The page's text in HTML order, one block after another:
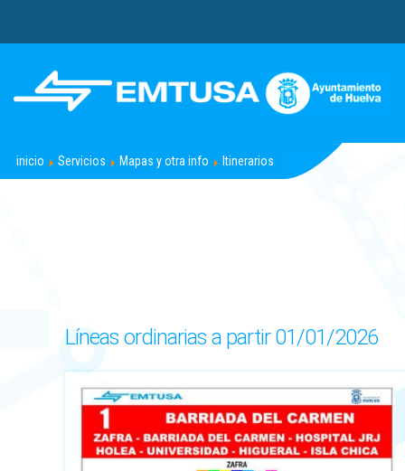
inicio Servicios Mapas y otra info Itinerarios
Líneas ordinarias a partir 01/01/2026